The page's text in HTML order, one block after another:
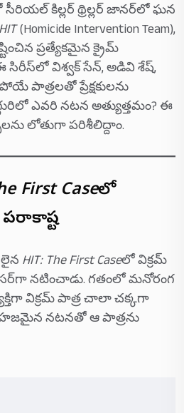
కిల్లర్ థ్రిల్లర్ జానర్‌లో ఘన
HIT(Homicide Intervention Team),
ప్రత్యేకమైన క్రైమ్
విశ్వక్ సేన్, అడివి శేష్,
పాత్రలతో ప్రేక్షకులను
ఎవరి నటన అత్యుత్తమం? ఈ
లోతుగా పరిశీలిద్దాం.
First Caseలో
HIT: The First Caseలో విక్రమ్
నటించాడు. గతంలో మనోరంగ
విక్రమ్ పాత్ర చాలా చక్కగా
నటనతో ఆ పాత్రను